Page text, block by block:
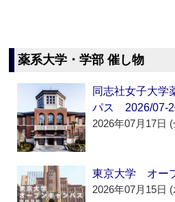
薬系大学・学部 催し物
同志社女子大
パス 2026/07-
2026年07月17日 (
東京大学 オー
2026年07月15日 (